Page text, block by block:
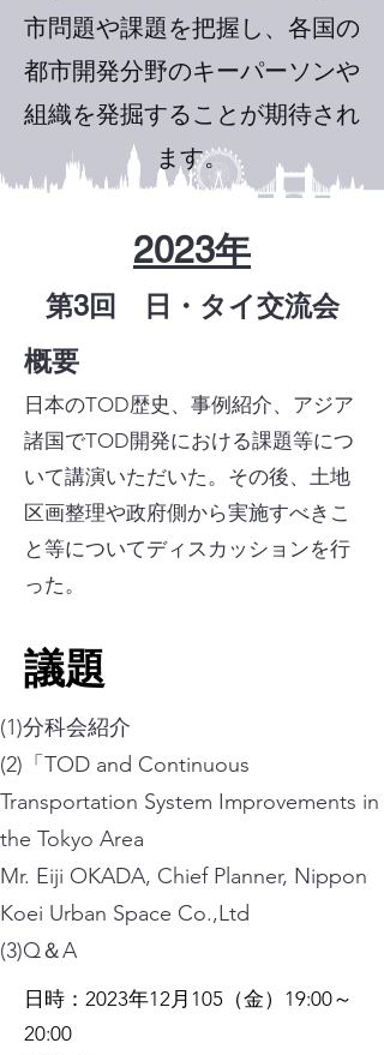
市問題や課題を把握し、各国の
都市開発分野のキーパーソンや
組織を発掘することが期待され
ます。
2023年
​第3回 日・タイ交流会
概要
日本のTOD歴史、事例紹介、アジア
諸国でTOD開発における課題等につ
いて講演いただいた。その後、土地
区画整理や政府側から実施すべきこ
と等についてディスカッションを行
った。
​議題
(1)分科会紹介
(2)「TOD and Continuous
Transportation System Improvements in
the Tokyo Area
Mr. Eiji OKADA, Chief Planner, Nippon
Koei Urban Space Co.,Ltd
(3)Q＆A
日時：2023年12月105（金）19:00～
20:00